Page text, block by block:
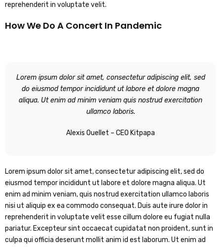
reprehenderit in voluptate velit.
How We Do A Concert In Pandemic
Lorem ipsum dolor sit amet, consectetur adipiscing elit, sed
do eiusmod tempor incididunt ut labore et dolore magna
aliqua. Ut enim ad minim veniam quis nostrud exercitation
ullamco laboris.
Alexis Ouellet – CEO Kitpapa
Lorem ipsum dolor sit amet, consectetur adipiscing elit, sed do
eiusmod tempor incididunt ut labore et dolore magna aliqua. Ut
enim ad minim veniam, quis nostrud exercitation ullamco laboris
nisi ut aliquip ex ea commodo consequat. Duis aute irure dolor in
reprehenderit in voluptate velit esse cillum dolore eu fugiat nulla
pariatur. Excepteur sint occaecat cupidatat non proident, sunt in
culpa qui officia deserunt mollit anim id est laborum. Ut enim ad